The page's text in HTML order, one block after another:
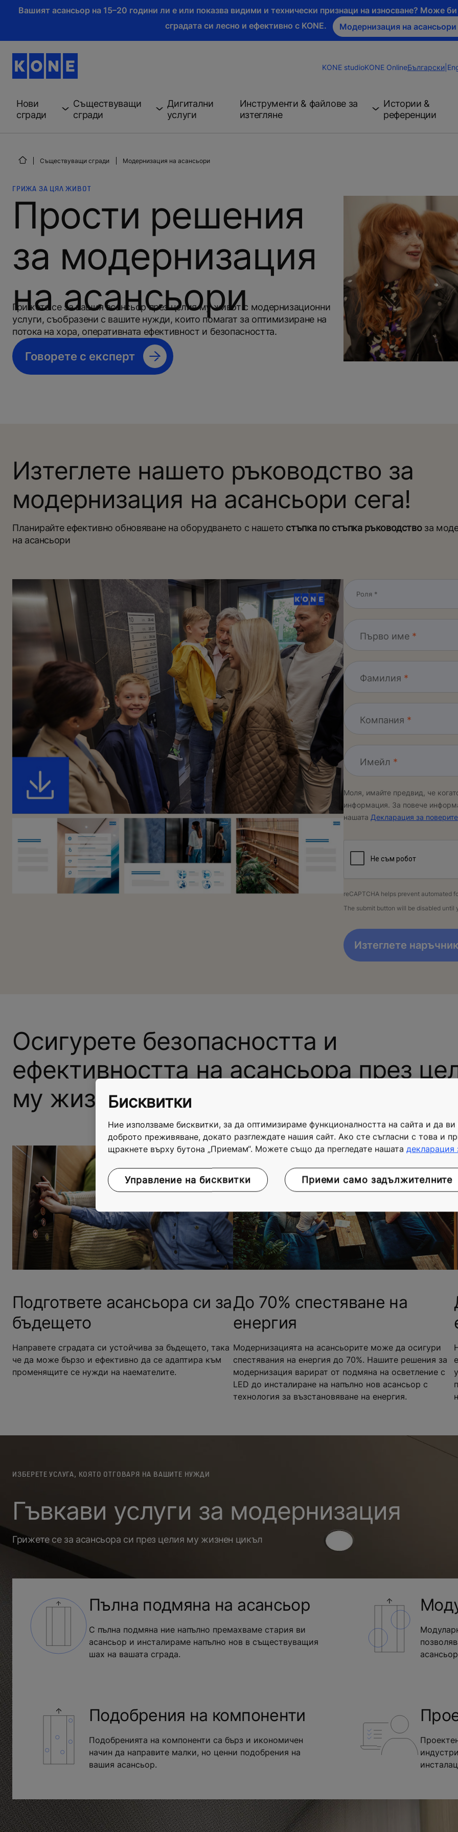
Вашият асансьор на 15–20 години ли е или показва видими и технически признаци на износване? Може
сградата си лесно и ефективно с KONE.
Модернизация на асансьори
KONE studioKONE OnlineChange
Български
Нови
сгради
Съществуващи
сгради
Дигитални
услуги
Инструменти & файлове за
изтегляне
Истории &
референции
Съществуващи сгради Модернизация на асансьори
ГРИЖА ЗА ЦЯЛ ЖИВОТ
Прости решения
за модернизация
на асансьори
Грижете се за вашия асансьор през целия му живот с модернизационни
услуги, съобразени с вашите нужди, които помагат за оптимизиране на
потока на хора, оперативната ефективност и безопасността.
Говорете с експерт
Изтеглете нашето ръководство за
модернизация на асансьори сега!
Планирайте ефективно обновяване на оборудването с нашето стъпка по стъпка ръководствоза
на асансьори
Първо име
Фамилия
Компания
Имейл
Моля, имайте предвид, че
информация. За повече
нашата Декларация за
reCAPTCHA helps prevent automated
The submit button will be disabled until
Осигурете безопасността и
ефективността на асансьора през
му жизнен цикъл.
Подгответе асансьора си за
бъдещето
Направете сградата си устойчива за бъдещето, така
че да може бързо и ефективно да се адаптира към
променящите се нужди на наемателите.
До 70% спестяване на
енергия
Модернизацията на асансьорите може да осигури
спестявания на енергия до 70%. Нашите решения за
модернизация варират от подмяна на осветление с
LED до инсталиране на напълно нов асансьор с
технология за възстановяване на енергия.
ИЗБЕРЕТЕ УСЛУГА, КОЯТО ОТГОВАРЯ НА ВАШИТЕ НУЖДИ
Гъвкави услуги за модернизация
Грижете се за асансьора си през целия му жизнен цикъл
Пълна подмяна на асансьор
С пълна подмяна ние напълно премахваме стария ви
асансьор и инсталираме напълно нов в съществуващия
шах на вашата сграда.
Подобрения на компоненти
Подобренията на компоненти са бърз и икономичен
начин да направите малки, но ценни подобрения на
вашия асансьор.
Бисквитки
Ние използваме бисквитки, за да оптимизираме функционалността на сайта и да
доброто преживяване, докато разглеждате нашия сайт. Ако сте съгласни с това и
щракнете върху бутона „Приемам“. Можете също да прегледате нашата декларация
Управление на бисквитки Приеми само задължителните